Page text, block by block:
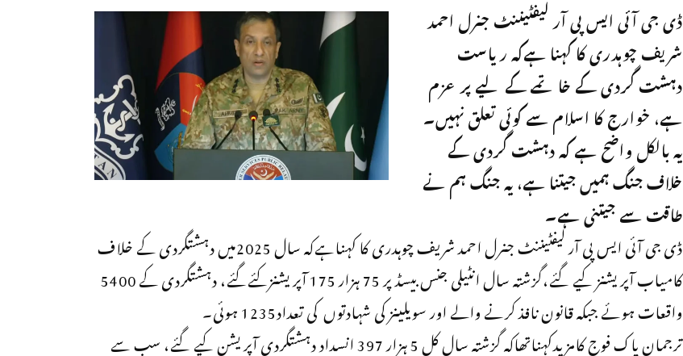
ڈی جی آئی ایس پی آر لیفٹیننٹ جنرل احمد
شریف چوہدری کا کہنا ہےکہ ریاست
دہشت گردی کے خاتمے کے لیے پر عزم
ہے، خوارج کا اسلام سے کوئی تعلق نہیں۔
یہ بالکل واضح ہے کہ دہشت گردی کے
خلاف جنگ ہمیں جیتنا ہے، یہ جنگ ہم نے
طاقت سے جیتنی ہے۔
ڈی جی آئی ایس پی آر لیفٹیننٹ جنرل احمد شریف چوہدری کا کہناہےکہ سال 2025میں دہشتگردی کے خلاف
کامیاب آپریشنز کیے گئے،گزشتہ سال انٹیلی جنس بیسڈ پر 75 ہزار 175 آپریشنزکئےگئے، دہشتگردی کے 5400
واقعات ہوئے جبکہ قانون نافذ کرنے والے اور سویلینز کی شہادتوں کی تعداد1235 ہوئی۔
ترجمان پاک فوج کامزیدکہناتھاکہ گزشتہ سال کل 5 ہزار 397 انسداد دہشتگردی آپریشن کیے گئے، سب سے